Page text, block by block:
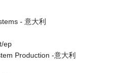
- 意大利
ep
Production -意大利